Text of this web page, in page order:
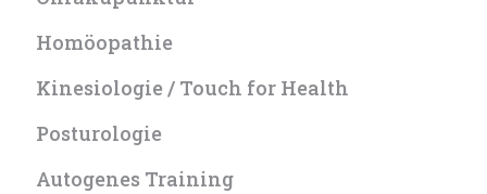
Homöopathie
Kinesiologie / Touch for Health
Posturologie
Autogenes Training